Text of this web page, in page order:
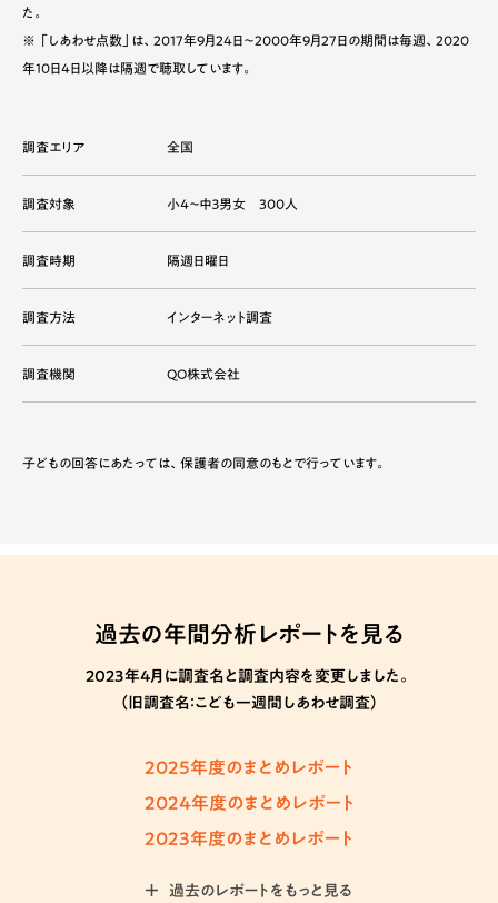
た。
※ 「しあわせ点数」は、2017年9月24日～2000年9月27日の期間は毎週、2020
年10日4日以降は隔週で聴取しています。
調査エリア 全国
調査対象 小４～中３男女 300人
調査時期 隔週日曜日
調査方法 インターネット調査
調査機関 QO株式会社
子どもの回答にあたっては、保護者の同意のもとで行っています。
過去の年間分析レポートを見る
2023年4月に調査名と調査内容を変更しました。
（旧調査名：こども一週間しあわせ調査）
2025年度のまとめレポート
2024年度のまとめレポート
2023年度のまとめレポート
過去のレポートをもっと見る